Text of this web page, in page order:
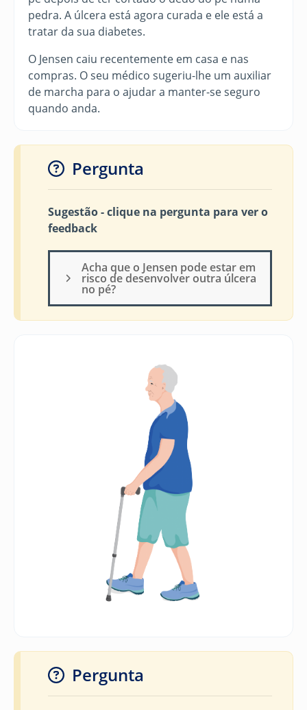
pedra. A úlcera está agora curada e ele está a
tratar da sua diabetes.
O Jensen caiu recentemente em casa e nas
compras. O seu médico sugeriu-lhe um auxiliar
de marcha para o ajudar a manter-se seguro
quando anda.
Pergunta
Sugestão - clique na pergunta para ver o
feedback
Acha que o Jensen pode estar em
risco de desenvolver outra úlcera
no pé?
Pergunta